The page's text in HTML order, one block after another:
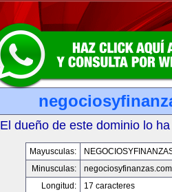
El dueño de este dominio lo
Mayusculas:
Minusculas:
negociosyfinanzas.com
Longitud:
17 caracteres